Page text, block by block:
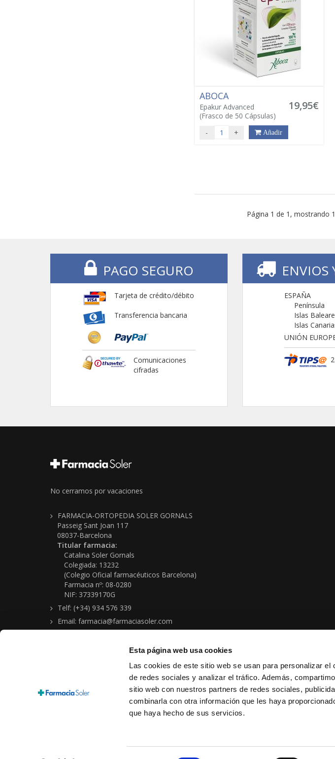
Esta página web usa cookies
Las cookies de este sitio web se usan para personalizar
de redes sociales y analizar el tráfico. Además,
sitio web con nuestros partners de redes sociales,
combinarla con otra información que les haya
que haya hecho de sus servicios.
ABOCA
Epakur Advanced
(Frasco de 50 Cápsulas)
19,95€
- + Añadir
Página 1 de 1, mostrando
PAGO SEGURO
Tarjeta de crédito/débito
Transferencia bancaria
Comunicaciones
cifradas
ENVIOS
ESPAÑA
Península
Islas
Islas
UNIÓN
No cerramos por vacaciones
FARMACIA-ORTOPEDIA SOLER GORNALS
Passeig Sant Joan 117
08037-Barcelona
Titular farmacia:
Catalina Soler Gornals
Colegiada: 13232
(Colegio Oficial farmacéuticos Barcelona)
Farmacia nº: 08-0280
NIF: 37339170G
Telf: (+34) 934 576 339
Email: farmacia@farmaciasoler.com
Copyright © 2026 Farmacia-Ortopedia Soler Gornals
Condiciones de venta
Política de